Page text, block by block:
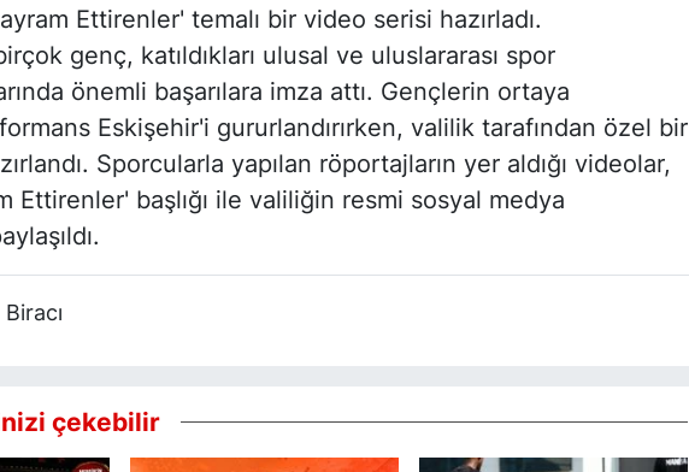
Ettirenler' temalı bir video serisi hazırladı.
genç, katıldıkları ulusal ve uluslararası spor
önemli başarılara imza attı. Gençlerin ortaya
Eskişehir'i gururlandırırken, valilik tarafından özel bir
Sporcularla yapılan röportajların yer aldığı videolar,
Ettirenler' başlığı ile valiliğin resmi sosyal medya
çekebilir